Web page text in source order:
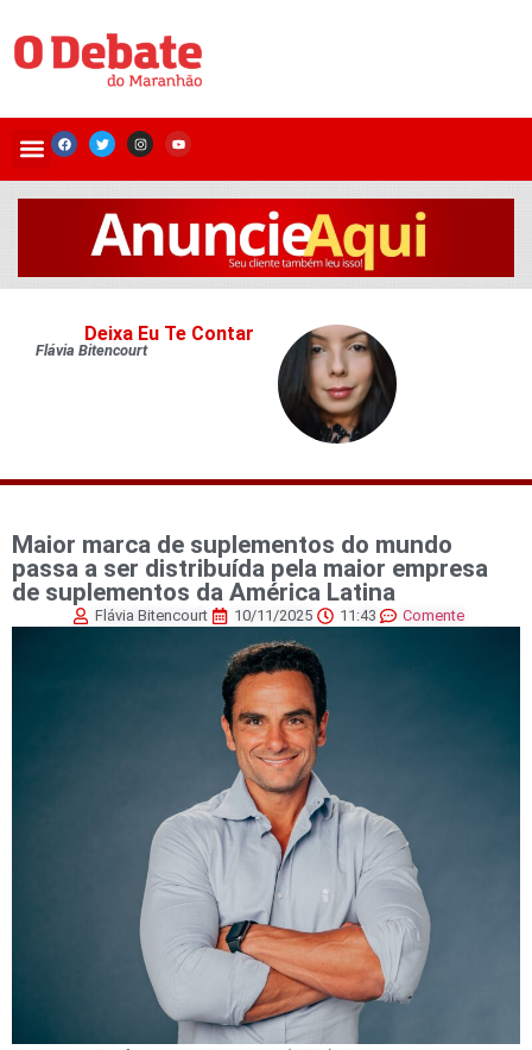
Deixa Eu Te Contar
Flávia Bitencourt
Maior marca de suplementos do mundo
passa a ser distribuída pela maior empresa
de suplementos da América Latina
Flávia Bitencourt 10/11/2025 11:43 Comente